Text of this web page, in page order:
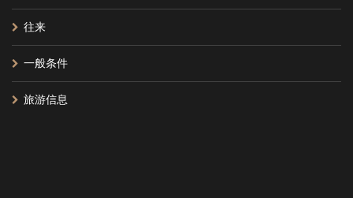
往来
一般条件
旅游信息